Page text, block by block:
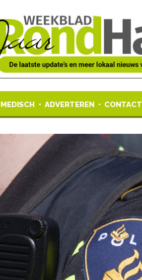
MEDISCH ADVERTEREN CONTACT